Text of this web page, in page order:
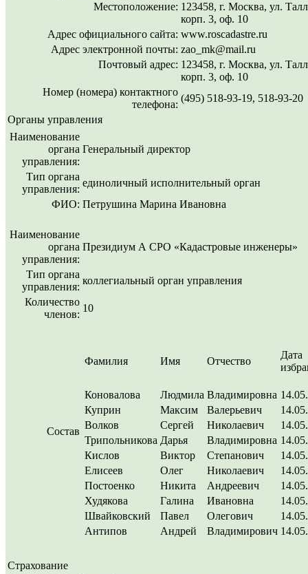
Местоположение: 123458, г. Москва, ул.
корп. 3, оф. 10
Адрес официального сайта: www.roscadastre.ru
Адрес электронной почты: zao_mk@mail.ru
Почтовый адрес: 123458, г. Москва, ул.
корп. 3, оф. 10
Номер (номера) контактного
телефона:
(495) 518-93-19, 518-93-20
Органы управления
Наименование
органа
управления:
Генеральный директор
Тип органа
управления:
единоличный исполнительный орган
ФИО: Петрушина Марина Ивановна
Наименование
органа
управления:
Президиум А СРО «Кадастровые инженеры»
Тип органа
управления:
коллегиальный орган управления
Количество
членов:
10
Состав
Фамилия Имя Отчество
Дата
Коновалова Людмила Владимировна
Куприн
Максим Валерьевич
Волков
Сергей Николаевич
Трипольникова Дарья Владимировна
Кислов
Виктор Степанович
Елисеев
Олег Николаевич
Постоенко
Никита Андреевич
Худякова
Галина Ивановна
Швайковский
Павел Олегович
Антипов
Андрей Владимирович
Страхование